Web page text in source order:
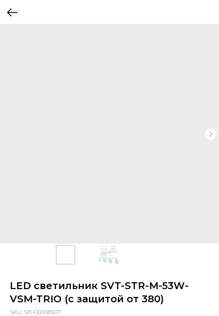
LED светильник SVT-STR-M-53W-
VSM-TRIO (с защитой от 380)
SKU: SB-00008507